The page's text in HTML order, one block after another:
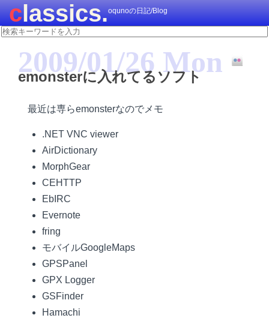
classics.oqunoの日記/Blog
2009/01/26 Mon
emonsterに入れてるソフト
最近は専らemonsterなのでメモ
.NET VNC viewer
AirDictionary
MorphGear
CEHTTP
EbIRC
Evernote
fring
モバイルGoogleMaps
GPSPanel
GPX Logger
GSFinder
Hamachi